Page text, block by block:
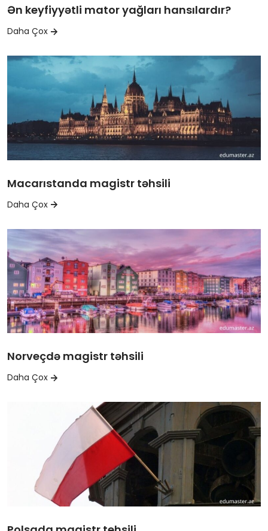
Ən keyfiyyətli mator yağları hansılardır?
Daha Çox
Macarıstanda magistr təhsili
Daha Çox
Norveçdə magistr təhsili
Daha Çox